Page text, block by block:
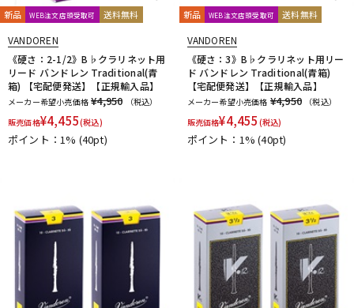
J-K
JAKOB WINTER
JET-TONE JK
Jo-Ral
JUPITER K&M KELLY
KEY LEAVES
KGU brass
Kikutani Killarney Whistle KING KOLBL
L-M
LA TROMBA LASKEY Lebayle
lefreQue
Lily's tone
LOTUS MANHASSET
MARCA
Mouthpiece Cafe
Mutio
N-Q
NAKAJIMA Neotech
New Stone Lined
NONAKA
NY Classic
OKURA + MUTE
Otto Link
Paul Mauriat Phil Barone
Pillinger
POWERbreathe
PRIMA PROTEC Queen Brass
新品 WEB注文店頭受取可 送料無料
VANDOREN
《硬さ：2-1/2》B♭クラリネット用
リード バンドレン Traditional(青
箱) 【宅配便発送】【正規輸入品】
メーカー希望小売価格 ¥4,950
（税込）
販売価格¥4,455(税込)
ポイント：1% (40pt)
新品 WEB注文店頭受取可 送料無料
VANDOREN
《硬さ：3》B♭クラリネット用リー
ド バンドレン Traditional(青箱)
【宅配便発送】【正規輸入品】
メーカー希望小売価格 ¥4,950
（税込）
販売価格¥4,455 (税込)
ポイント：1%(40pt)